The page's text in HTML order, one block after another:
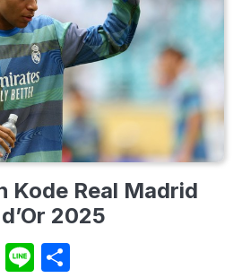
Kode Real Madrid
2025
Messenger
Line